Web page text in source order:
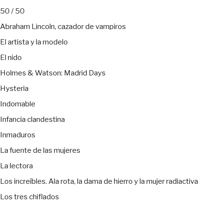
50 / 50
Abraham Lincoln, cazador de vampiros
El artista y la modelo
El nido
Holmes & Watson: Madrid Days
Hysteria
Indomable
Infancia clandestina
Inmaduros
La fuente de las mujeres
La lectora
Los increíbles. Ala rota, la dama de hierro y la mujer radiactiva
Los tres chiflados